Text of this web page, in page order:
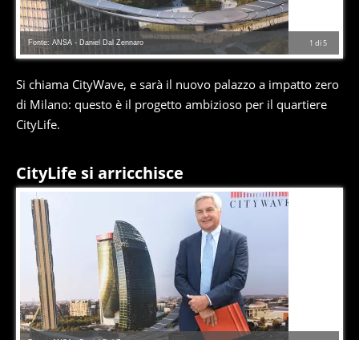
1 di5
Fonte: ANSA - Daniel Dal Zennaro
Si chiama CityWave, e sarà il nuovo palazzo a impatto zero
di Milano: questo è il progetto ambizioso per il quartiere
CityLife.
CityLife si arricchisce